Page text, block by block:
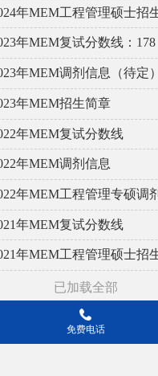
年MEM工程管理硕士招
年MEM复试分数线：178
年MEM调剂信息（待定）
年MEM招生简章
年MEM复试分数线
年MEM调剂信息
年MEM工程管理专硕调
年MEM复试分数线
年MEM工程管理硕士招
已加载全部
免费电话